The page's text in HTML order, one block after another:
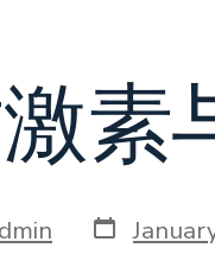
素
Post
date